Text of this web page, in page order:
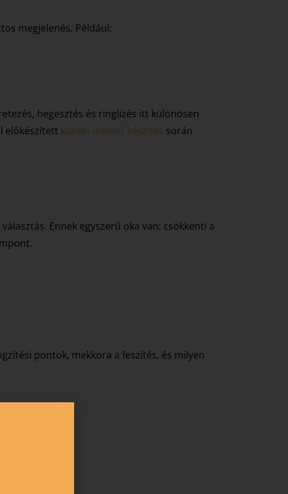
megjelenés. Például:
hegesztés és ringlizés itt különösen
előkészített kültéri molinó készítés során
Ennek egyszerű oka van: csökkenti a
pontok, mekkora a feszítés, és milyen